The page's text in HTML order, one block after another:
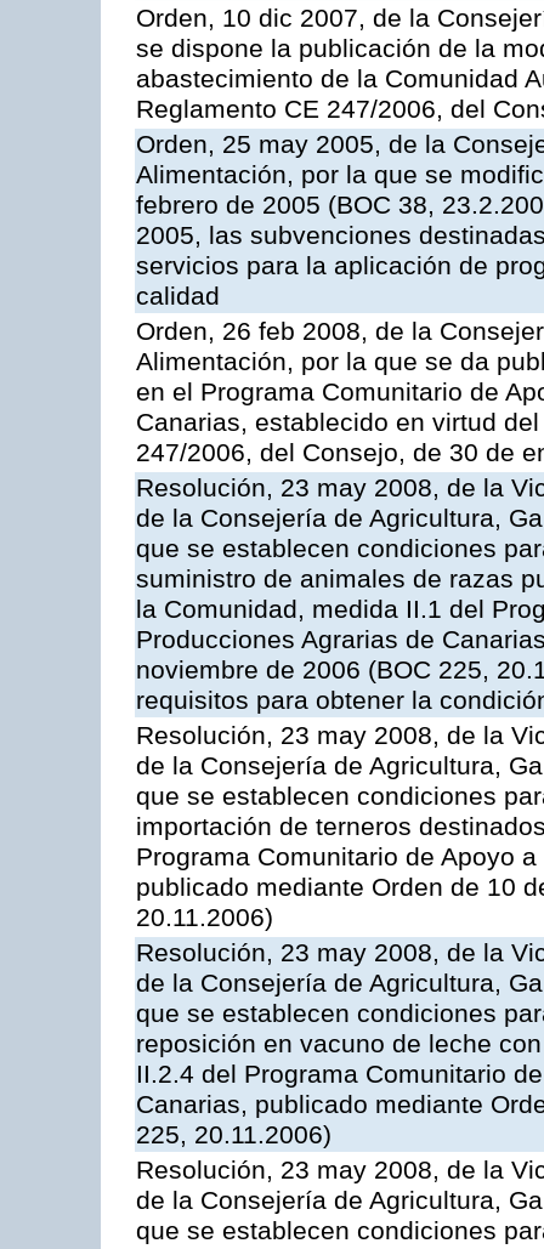
Orden, 10 dic 2007, de la
se dispone la publicación de la
abastecimiento de la Comunidad
Reglamento CE 247/2006, del
Orden, 25 may 2005, de la
Alimentación, por la que se
febrero de 2005 (BOC 38,
2005, las subvenciones
servicios para la aplicación de
calidad
Orden, 26 feb 2008, de la
Alimentación, por la que se da
en el Programa Comunitario de
Canarias, establecido en virtud
247/2006, del Consejo, de 30 de
Resolución, 23 may 2008, de la
de la Consejería de Agricultura,
que se establecen condiciones
suministro de animales de razas
la Comunidad, medida II.1 del
Producciones Agrarias de
noviembre de 2006 (BOC 225,
requisitos para obtener la
Resolución, 23 may 2008, de la
de la Consejería de Agricultura,
que se establecen condiciones
importación de terneros
Programa Comunitario de Apoyo
publicado mediante Orden de 10
20.11.2006)
Resolución, 23 may 2008, de la
de la Consejería de Agricultura,
que se establecen condiciones
reposición en vacuno de leche
II.2.4 del Programa Comunitario
Canarias, publicado mediante
225, 20.11.2006)
Resolución, 23 may 2008, de la
de la Consejería de Agricultura,
que se establecen condiciones